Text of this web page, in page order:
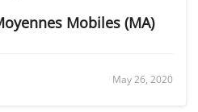
Mobiles (MA)
May 26, 2020